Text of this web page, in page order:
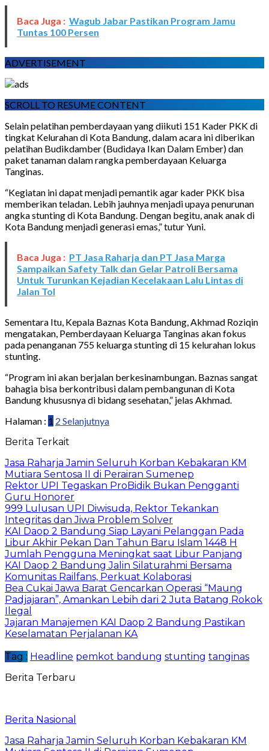
Baca Juga : Wagub Jabar Pastikan Program Jamu
Tuntas 100 Persen
ADVERTISEMENT
SCROLL TO RESUME CONTENT
Selain pelatihan pemberdayaan yang diikuti 151 Kader PKK di
tingkat Kelurahan di Kota Bandung, dalam acara ini diberikan
pelatihan Budikdamber (Budidaya Ikan Dalam Ember) dan
paket tanaman dalam rangka pemberdayaan Keluarga
Tanginas.
“Kegiatan ini dapat menjadi pemantik agar kader PKK bisa
memberikan teladan. Lebih jauhnya menjadi upaya penurunan
angka stunting di Kota Bandung. Dengan begitu, anak anak di
Kota Bandung menjadi generasi emas,” tutur Yuni.
Baca Juga : PT Jasa Raharja dan PT Jasa Marga
Sampaikan Safety Talk dan Gelar Patroli Bersama
Untuk Turunkan Kejadian Kecelakaan Lalu Lintas di
Jalan Tol
Sementara Itu, Kepala Baznas Kota Bandung, Akhmad Roziqin
mengatakan, Pemberdayaan Keluarga Tanginas akan fokus
pada penanganan 755 keluarga stunting di 15 kelurahan lokus
stunting.
“Program ini akan berjalan berkesinambungan. Baznas sangat
bahagia bisa berkontribusi dalam pembangunan di Kota
Bandung khususnya di bidang sesehatan,” jelas Akhmad.
Halaman : 1 2 Selanjutnya
Berita Terkait
Jasa Raharja Jamin Seluruh Korban Kebakaran KM
Mutiara Sentosa II di Perairan Sumenep
Rektor UPI Tegaskan ProBidik Bukan Pengganti
Guru Honorer
999 Lulusan UPI Diwisuda, Rektor Tekankan
Integritas dan Jiwa Problem Solver
KAI Daop 2 Bandung Siap Layani Pelanggan Pada
Libur Akhir Pekan Dan Tahun Baru Islam 1448 H
Jumlah Pengguna Meningkat saat Libur Panjang
KAI Daop 2 Bandung Jalin Silaturahmi Bersama
Komunitas Railfans, Perkuat Kolaborasi
Bea Cukai Jawa Barat Gencarkan Operasi “Maung
Padjajaran”, Amankan Lebih dari 2 Juta Batang Rokok
Ilegal
Jajaran Manajemen KAI Daop 2 Bandung Pastikan
Keselamatan Perjalanan KA
Tag : Headline pemkot bandung stunting tanginas
Berita Terbaru
Berita Nasional
Jasa Raharja Jamin Seluruh Korban Kebakaran KM